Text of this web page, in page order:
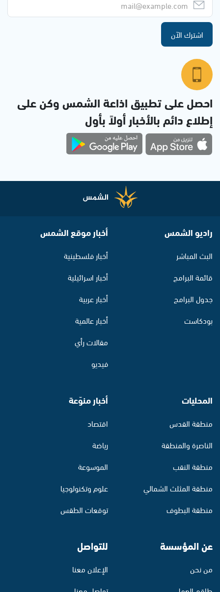
اشترك الآن
احصل على تطبيق اذاعة الشمس وكن على
إطلاع دائم بالأخبار أولاً بأول
راديو الشمس
البث المباشر
قائمة البرامج
جدول البرامج
بودكاست
أخبار موقع الشمس
أخبار فلسطينية
أخبار اسرائيلية
أخبار عربية
أخبار عالمية
مقالات رأي
فيديو
المحليات
منطقة القدس
الناصرة والمنطقة
منطقة النقب
منطقة المثلث الشمالي
منطقة البطوف
أخبار منوّعة
اقتصاد
رياضة
الموسوعة
علوم وتكنولوجيا
توقعات الطقس
عن المؤسسة
من نحن
للتواصل
الإعلان معنا